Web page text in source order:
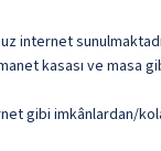
kasası ve masa
gibi